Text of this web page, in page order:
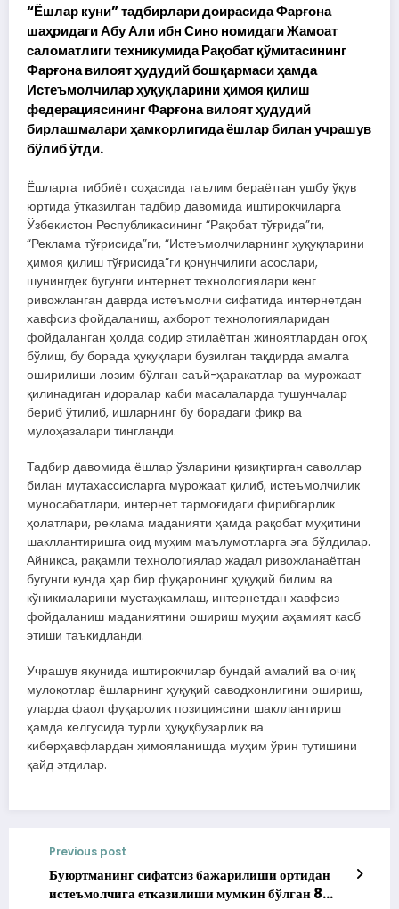
“Ёшлар куни” тадбирлари доирасида Фарғона
шаҳридаги Абу Али ибн Сино номидаги Жамоат
саломатлиги техникумида Рақобат қўмитасининг
Фарғона вилоят ҳудудий бошқармаси ҳамда
Истеъмолчилар ҳуқуқларини ҳимоя қилиш
федерациясининг Фарғона вилоят ҳудудий
бирлашмалари ҳамкорлигида ёшлар билан учрашув
бўлиб ўтди.
Ёшларга тиббиёт соҳасида таълим бераётган ушбу ўқув
юртида ўтказилган тадбир давомида иштирокчиларга
Ўзбекистон Республикасининг “Рақобат тўғрида”ги,
“Реклама тўғрисида”ги, “Истеъмолчиларнинг ҳуқуқларини
ҳимоя қилиш тўғрисида”ги қонунчилиги асослари,
шунингдек бугунги интернет технологиялари кенг
ривожланган даврда истеъмолчи сифатида интернетдан
хавфсиз фойдаланиш, ахборот технологияларидан
фойдаланган ҳолда содир этилаётган жиноятлардан огоҳ
бўлиш, бу борада ҳуқуқлари бузилган тақдирда амалга
оширилиши лозим бўлган саъй-ҳаракатлар ва мурожаат
қилинадиган идоралар каби масалаларда тушунчалар
бериб ўтилиб, ишларнинг бу борадаги фикр ва
мулоҳазалари тингланди.
Тадбир давомида ёшлар ўзларини қизиқтирган саволлар
билан мутахассисларга мурожаат қилиб, истеъмолчилик
муносабатлари, интернет тармоғидаги фирибгарлик
ҳолатлари, реклама маданияти ҳамда рақобат муҳитини
шакллантиришга оид муҳим маълумотларга эга бўлдилар.
Айниқса, рақамли технологиялар жадал ривожланаётган
бугунги кунда ҳар бир фуқаронинг ҳуқуқий билим ва
кўникмаларини мустаҳкамлаш, интернетдан хавфсиз
фойдаланиш маданиятини ошириш муҳим аҳамият касб
этиши таъкидланди.
Учрашув якунида иштирокчилар бундай амалий ва очиқ
мулоқотлар ёшларнинг ҳуқуқий саводхонлигини ошириш,
уларда фаол фуқаролик позициясини шакллантириш
ҳамда келгусида турли ҳуқуқбузарлик ва
киберҳавфлардан ҳимояланишда муҳим ўрин тутишини
қайд этдилар.
Previous post
Буюртманинг сифатсиз бажарилиши ортидан
истеъмолчига етказилиши мумкин бўлган 8